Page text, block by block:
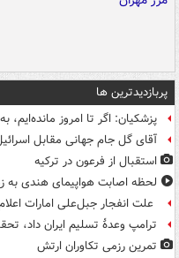
پربازدیدترین ها
پزشکیان: اگر تا امروز
آقای گل جام جهانی مقابل
استقبال از فرعون در ترکیه
لحظه اصابت هواپیمای هندی به
علت انفجار جبل‌علی امارات
ترامپ وعدۀ تسلیم ایران داد،
تمرین رزمی تکاوران ارتش